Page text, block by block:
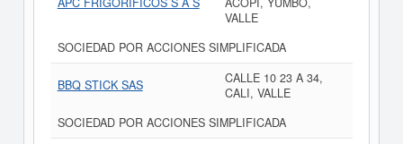
VALLE
SOCIEDAD POR ACCIONES SIMPLIFICADA
BBQ STICK SAS
CALLE 10 23 A 34,
CALI, VALLE
SOCIEDAD POR ACCIONES SIMPLIFICADA